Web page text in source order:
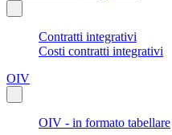
Contratti integrativi
Costi contratti integrativi
OIV
OIV - in formato tabellare